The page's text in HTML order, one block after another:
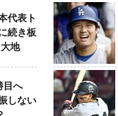
代表ト
続き板
地
目へ
しない